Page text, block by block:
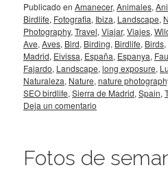
Publicado en Amanecer, Animales,
Birdlife, Fotografia, Ibiza, Landscape,
Photography, Travel, Viajar, Viajes,
Ave, Aves, Bird, Birding, Birdlife, Birds,
Madrid, Eivissa, España, Espanya,
Fajardo, Landscape, long exposure,
Naturaleza, Nature, nature
SEO birdlife, Sierra de Madrid, Spain,
Deja un comentario
Fotos de